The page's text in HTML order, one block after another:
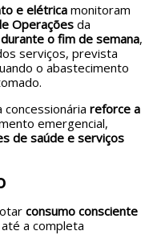
e elétrica monitoram
Operaçõesda
o fim de semana,
serviços, prevista
o abastecimento
reforce a
emergencial,
de saúde e serviços
consumo consciente
a completa